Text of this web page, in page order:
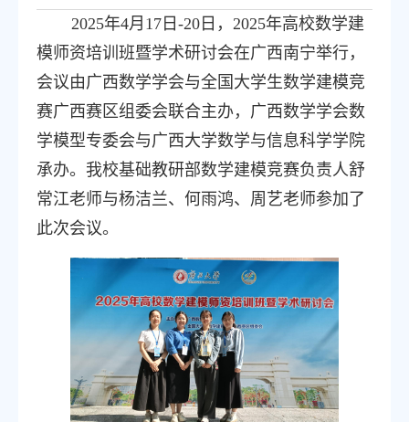
2025年4月17日-20日，2025年高校数学建
模师资培训班暨学术研讨会在广西南宁举行，
会议由广西数学学会与全国大学生数学建模竞
赛广西赛区组委会联合主办，广西数学学会数
学模型专委会与广西大学数学与信息科学学院
承办。我校基础教研部数学建模竞赛负责人舒
常江老师与杨洁兰、何雨鸿、周艺老师参加了
此次会议。